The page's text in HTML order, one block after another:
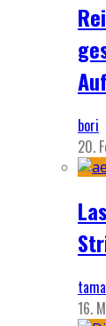
bori
20.
16.